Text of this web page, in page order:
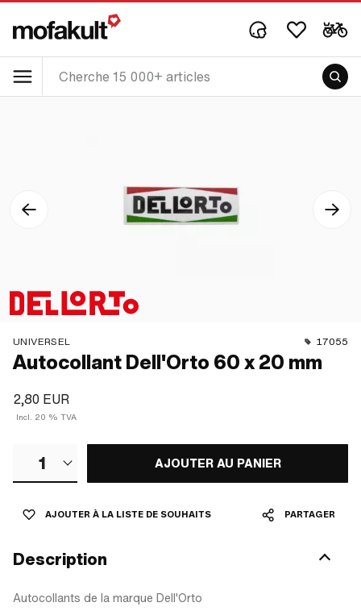
UNIVERSEL 17055
Autocollant Dell'Orto 60 x 20 mm
2,80 EUR
Incl. 20 % TVA
1 AJOUTER AU PANIER
AJOUTER À LA LISTE DE SOUHAITS PARTAGER
Description
Autocollants de la marque Dell'Orto